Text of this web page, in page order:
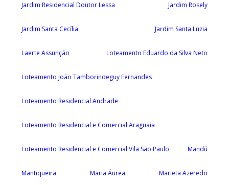
Jardim Residencial Doutor Lessa Jardim Rosely
Jardim Santa Cecília Jardim Santa Luzia
Laerte Assunção Loteamento Eduardo da Silva Neto
Loteamento João Tamborindeguy Fernandes
Loteamento Residencial Andrade
Loteamento Residencial e Comercial Araguaia
Loteamento Residencial e Comercial Vila São Paulo Mandú
Mantiqueira Maria Áurea Marieta Azeredo